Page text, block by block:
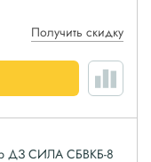
Получить скидку
ДЗ СИЛА СБВКБ-8